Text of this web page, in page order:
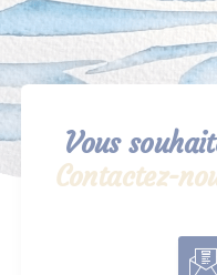
Vous
Contactez-